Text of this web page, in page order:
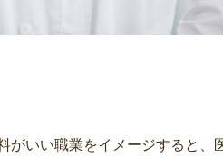
がいい職業をイメージすると、